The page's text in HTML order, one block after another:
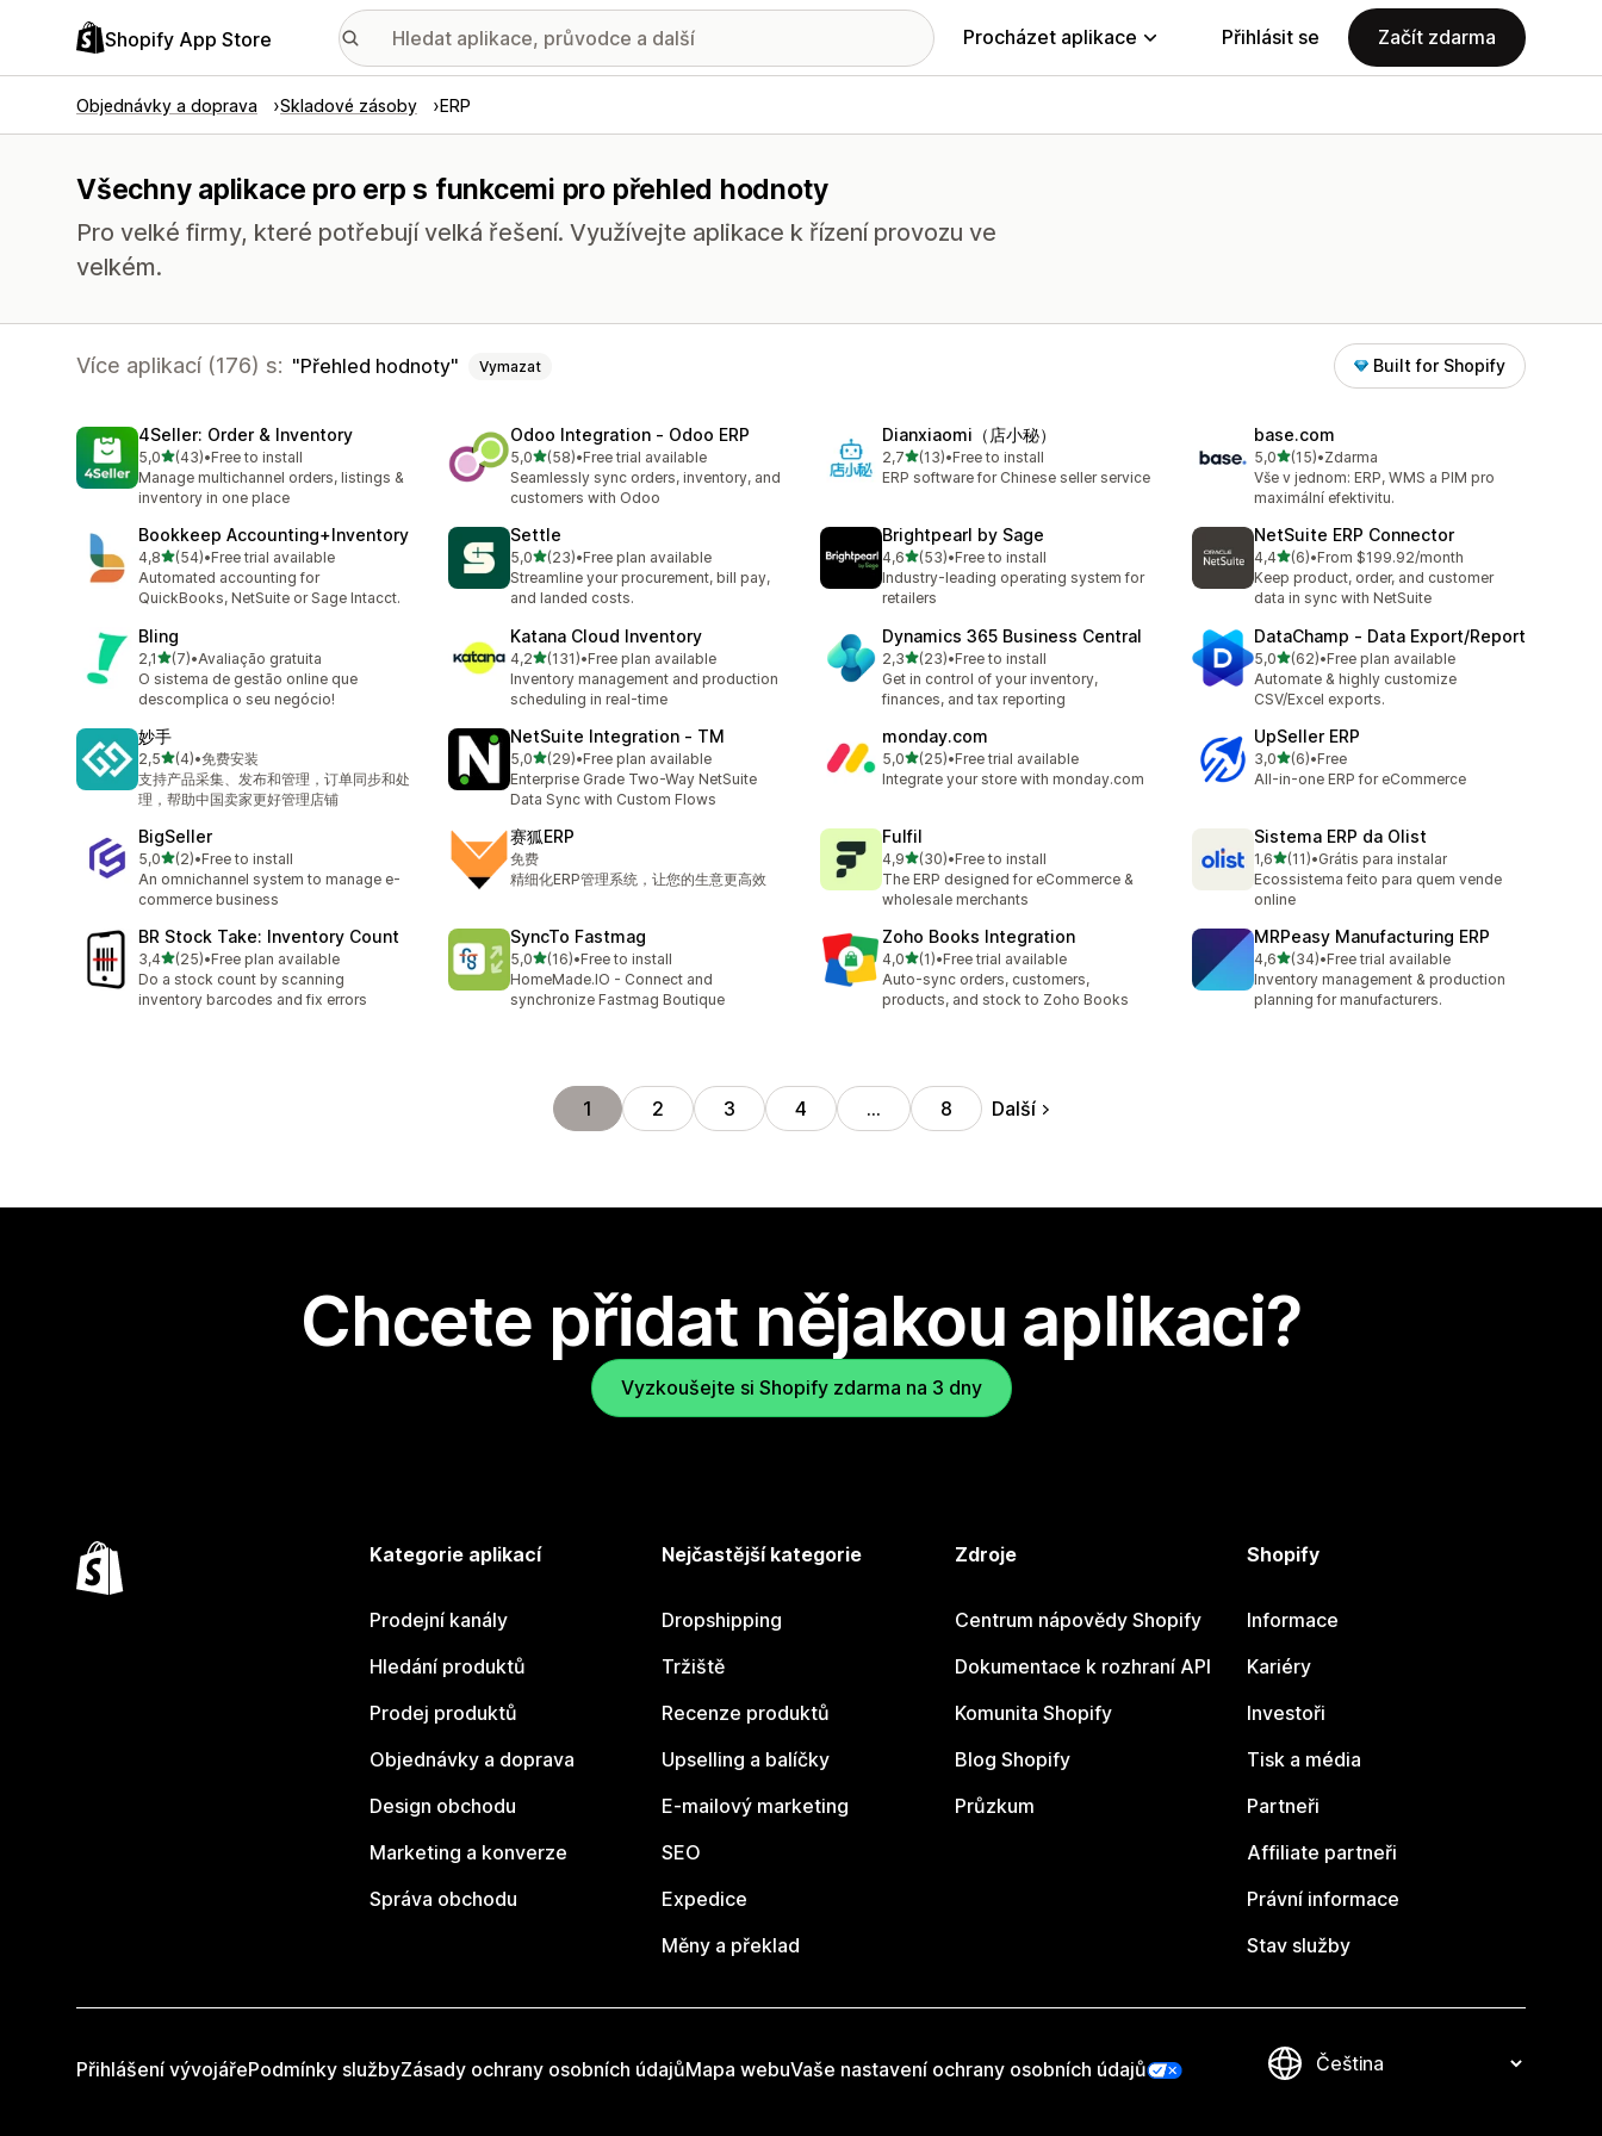
Shopify App Store Procházet aplikace Přihlásit se Začít zdarma
Objednávky a doprava Skladové zásoby ERP
Všechny aplikace pro erp s funkcemi pro přehled hodnoty
Pro velké firmy, které potřebují velká řešení. Využívejte aplikace k řízení provozu ve
velkém.
Více aplikací (176) s: Přehled hodnoty Vymazat Built for Shopify
4Seller: Order & Inventory
5,0z 5 hvězd
(43)
Celkový počet recenzí: 43
•Free to install
Manage multichannel orders, listings &
inventory in one place
Odoo Integration ‑ Odoo ERP
5,0z 5 hvězd
(58)
Celkový počet recenzí: 58
•Free trial available
Seamlessly sync orders, inventory, and
customers with Odoo
Dianxiaomi（店小秘）
2,7z 5 hvězd
(13)
Celkový počet recenzí: 13
•Free to install
ERP software for Chinese seller service
base.com
5,0z 5 hvězd
(15)
Celkový počet recenzí: 15
•Zdarma
Vše v jednom: ERP, WMS a PIM pro
maximální efektivitu.
Bookkeep Accounting+Inventory
4,8z 5 hvězd
(54)
Celkový počet recenzí: 54
•Free trial available
Automated accounting for
QuickBooks, NetSuite or Sage Intacct.
Settle
5,0z 5 hvězd
(23)
Celkový počet recenzí: 23
•Free plan available
Streamline your procurement, bill pay,
and landed costs.
Brightpearl by Sage
4,6z 5 hvězd
(53)
Celkový počet recenzí: 53
•Free to install
Industry-leading operating system for
retailers
NetSuite ERP Connector
4,4z 5 hvězd
(6)
Celkový počet recenzí: 6
•From $199.92/month
Keep product, order, and customer
data in sync with NetSuite
Bling
2,1z 5 hvězd
(7)
Celkový počet recenzí: 7
•Avaliação gratuita
O sistema de gestão online que
descomplica o seu negócio!
Katana Cloud Inventory
4,2z 5 hvězd
(131)
Celkový počet recenzí: 131
•Free plan available
Inventory management and production
scheduling in real-time
Dynamics 365 Business Central
2,3z 5 hvězd
(23)
Celkový počet recenzí: 23
•Free to install
Get in control of your inventory,
finances, and tax reporting
DataChamp ‑ Data Export/Report
5,0z 5 hvězd
(62)
Celkový počet recenzí: 62
•Free plan available
Automate & highly customize
CSV/Excel exports.
妙手
2,5z 5 hvězd
(4)
Celkový počet recenzí: 4
•免费安装
支持产品采集、发布和管理，订单同步和处
理，帮助中国卖家更好管理店铺
NetSuite Integration ‑ TM
5,0z 5 hvězd
(29)
Celkový počet recenzí: 29
•Free plan available
Enterprise Grade Two-Way NetSuite
Data Sync with Custom Flows
monday.com
5,0z 5 hvězd
(25)
Celkový počet recenzí: 25
•Free trial available
Integrate your store with monday.com
UpSeller ERP
3,0z 5 hvězd
(6)
Celkový počet recenzí: 6
•Free
All-in-one ERP for eCommerce
BigSeller
5,0z 5 hvězd
(2)
Celkový počet recenzí: 2
•Free to install
An omnichannel system to manage e-
commerce business
赛狐ERP
免费
精细化ERP管理系统，让您的生意更高效
Fulfil
4,9z 5 hvězd
(30)
Celkový počet recenzí: 30
•Free to install
The ERP designed for eCommerce &
wholesale merchants
Sistema ERP da Olist
1,6z 5 hvězd
(11)
Celkový počet recenzí: 11
•Grátis para instalar
Ecossistema feito para quem vende
online
BR Stock Take: Inventory Count
3,4z 5 hvězd
(25)
Celkový počet recenzí: 25
•Free plan available
Do a stock count by scanning
inventory barcodes and fix errors
SyncTo Fastmag
5,0z 5 hvězd
(16)
Celkový počet recenzí: 16
•Free to install
HomeMade.IO - Connect and
synchronize Fastmag Boutique
Zoho Books Integration
4,0z 5 hvězd
(1)
Celkový počet recenzí: 1
•Free trial available
Auto-sync orders, customers,
products, and stock to Zoho Books
MRPeasy Manufacturing ERP
4,6z 5 hvězd
(34)
Celkový počet recenzí: 34
•Free trial available
Inventory management & production
planning for manufacturers.
1 2 3 4 … 8 Další
Chcete přidat nějakou aplikaci?
Vyzkoušejte si Shopify zdarma na 3 dny
Kategorie aplikací
Prodejní kanály
Hledání produktů
Prodej produktů
Objednávky a doprava
Design obchodu
Marketing a konverze
Správa obchodu
Nejčastější kategorie
Dropshipping
Tržiště
Recenze produktů
Upselling a balíčky
E-mailový marketing
SEO
Expedice
Měny a překlad
Zdroje
Centrum nápovědy Shopify
Dokumentace k rozhraní API
Komunita Shopify
Blog Shopify
Průzkum
Shopify
Informace
Kariéry
Investoři
Tisk a média
Partneři
Affiliate partneři
Právní informace
Stav služby
Přihlášení vývojářePodmínky službyZásady ochrany osobních údajůMapa webuVaše nastavení ochrany osobních údajů